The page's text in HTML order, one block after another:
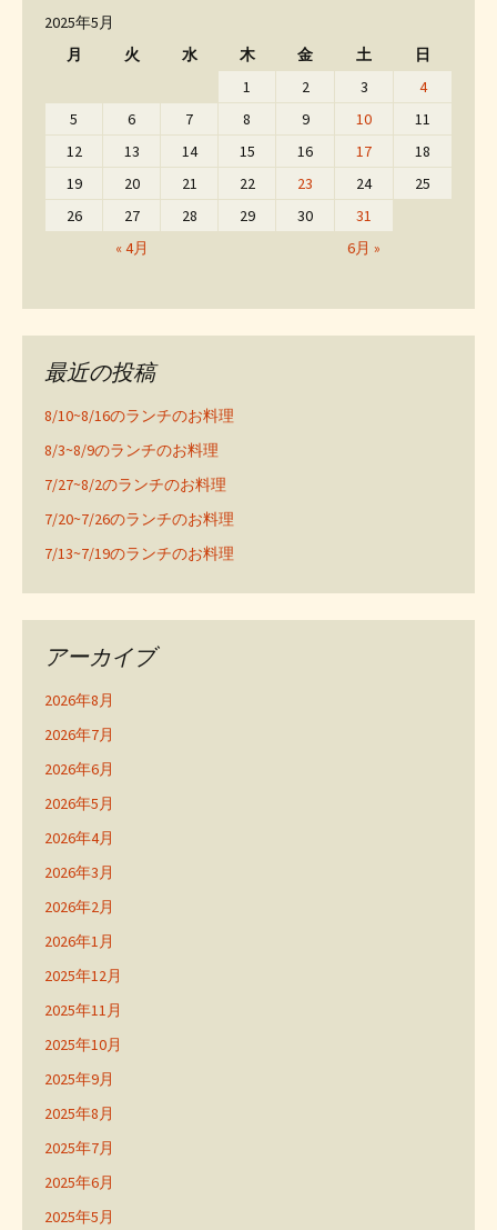
2025年5月
月
火 水 木 金 土 日
« 4月 6月 »
1 2 3
4
5
6 7 8 9 10
11
12
13 14 15 16 17
18
19
20 21 22 23 24
25
26
27 28 29 30 31
最近の投稿
8/10~8/16のランチのお料理
8/3~8/9のランチのお料理
7/27~8/2のランチのお料理
7/20~7/26のランチのお料理
7/13~7/19のランチのお料理
アーカイブ
2026年8月
2026年7月
2026年6月
2026年5月
2026年4月
2026年3月
2026年2月
2026年1月
2025年12月
2025年11月
2025年10月
2025年9月
2025年8月
2025年7月
2025年6月
2025年5月